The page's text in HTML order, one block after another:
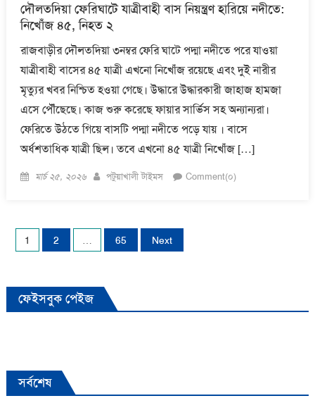
দৌলতদিয়া ফেরিঘাটে যাত্রীবাহী বাস নিয়ন্ত্রণ হারিয়ে নদীতে:
নিখোঁজ ৪৫, নিহত ২
রাজবাড়ীর দৌলতদিয়া ৩নম্বর ফেরি ঘাটে পদ্মা নদীতে পরে যাওয়া
যাত্রীবাহী বাসের ৪৫ যাত্রী এখনো নিখোঁজ রয়েছে এবং দুই নারীর
মৃত্যুর খবর নিশ্চিত হওয়া গেছে। উদ্ধারে উদ্ধারকারী জাহাজ হামজা
এসে পৌঁছেছে। কাজ শুরু করেছে ফায়ার সার্ভিস সহ অন্যান্যরা।
ফেরিতে উঠতে গিয়ে বাসটি পদ্মা নদীতে পড়ে যায় । বাসে
অর্ধশতাধিক যাত্রী ছিল। তবে এখনো ৪৫ যাত্রী নিখোঁজ […]
Posted
মার্চ ২৫, ২০২৬ Author
পটুয়াখালী টাইমস Comment(০)
Posts
1 2 … 65 Next
ফেইসবুক পেইজ
সর্বশেষ